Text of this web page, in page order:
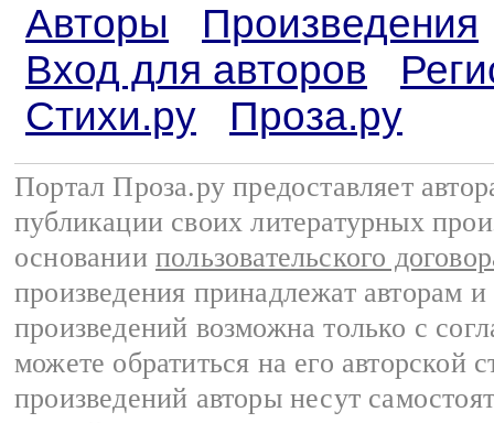
Авторы
Произведения
Вход для авторов
Стихи.ру
Проза.ру
Портал Проза.ру предоставляет
публикации своих литературных
основании пользовательского
произведения принадлежат авторам
произведений возможна только с
можете обратиться на его авторской
произведений авторы несут